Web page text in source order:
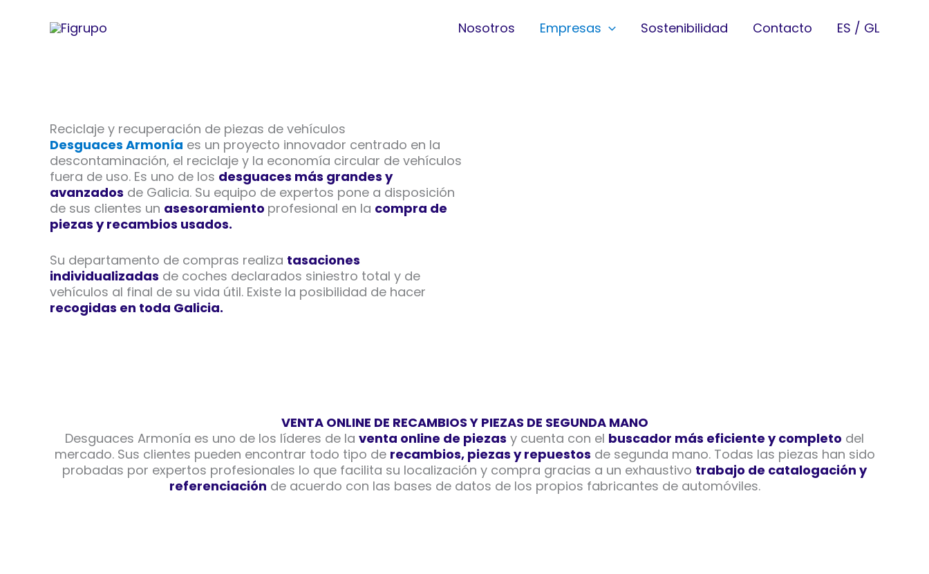
contenido
Nosotros Empresas Sostenibilidad Contacto ES GL
Reciclaje y recuperación de piezas de vehículos
Desguaces Armonía es un proyecto innovador centrado en la
descontaminación, el reciclaje y la economía circular de vehículos
fuera de uso. Es uno de los desguaces más grandes y
avanzados de Galicia. Su equipo de expertos pone a disposición
de sus clientes un asesoramiento profesional en la compra de
piezas y recambios usados.
Su departamento de compras realiza tasaciones
individualizadas de coches declarados siniestro total y de
vehículos al final de su vida útil. Existe la posibilidad de hacer
recogidas en toda Galicia.
VENTA ONLINE DE RECAMBIOS Y PIEZAS DE SEGUNDA MANO
Desguaces Armonía es uno de los líderes de la venta online de piezas y cuenta con el buscador más eficiente y completo del
mercado. Sus clientes pueden encontrar todo tipo de recambios, piezas y repuestos de segunda mano. Todas las piezas han sido
probadas por expertos profesionales lo que facilita su localización y compra gracias a un exhaustivo trabajo de catalogación y
referenciación de acuerdo con las bases de datos de los propios fabricantes de automóviles.